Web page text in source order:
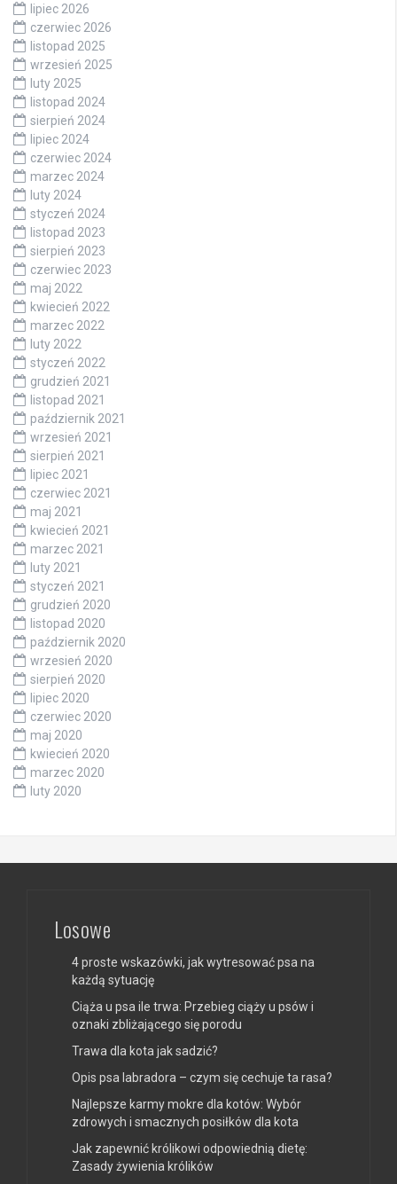
lipiec 2026
czerwiec 2026
listopad 2025
wrzesień 2025
luty 2025
listopad 2024
sierpień 2024
lipiec 2024
czerwiec 2024
marzec 2024
luty 2024
styczeń 2024
listopad 2023
sierpień 2023
czerwiec 2023
maj 2022
kwiecień 2022
marzec 2022
luty 2022
styczeń 2022
grudzień 2021
listopad 2021
październik 2021
wrzesień 2021
sierpień 2021
lipiec 2021
czerwiec 2021
maj 2021
kwiecień 2021
marzec 2021
luty 2021
styczeń 2021
grudzień 2020
listopad 2020
październik 2020
wrzesień 2020
sierpień 2020
lipiec 2020
czerwiec 2020
maj 2020
kwiecień 2020
marzec 2020
luty 2020
Losowe
4 proste wskazówki, jak wytresować psa na
każdą sytuację
Ciąża u psa ile trwa: Przebieg ciąży u psów i
oznaki zbliżającego się porodu
Trawa dla kota jak sadzić?
Opis psa labradora – czym się cechuje ta rasa?
Najlepsze karmy mokre dla kotów: Wybór
zdrowych i smacznych posiłków dla kota
Jak zapewnić królikowi odpowiednią dietę:
Zasady żywienia królików